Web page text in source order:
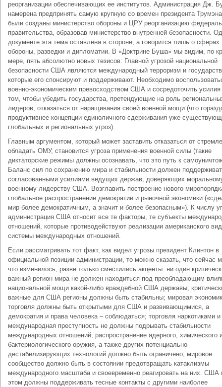
реорганизации обеспечивающих ее институтов. Администрация Дж.
намерена предпринять самую крупную со времен президента
были созданы министерство обороны и ЦРУ реорганизацию
правительства, образовав министерство внутренней безопасности.
документе эта тема оставлена в стороне, а говорится лишь о сферах
обороны, разведки и дипломатии. В «Доктрине Буша» мы видим, по
мере, пять абсолютно новых тезисов: Главной угрозой национальной
безопасности США являются международный терроризм и
которые его спонсируют и поддерживают. Необходимо
военно-экономическим превосходством США и сосредоточить усилия
том, чтобы убедить государства, претендующие на роль
лидеров, отказаться от наращивания своей военной мощи (что
продуктивнее концепции единоличного сдерживания уже
глобальных и региональных угроз).
Главным аргументом, который может заставить отказаться от
обладать ОМУ, становится угроза применения военной силы (такие
диктаторские режимы должны осознавать, что это путь к
Баланс сил по сохранению мира и стабильности должен
согласованными усилиями ведущих держав, доверяющих
военному лидерству США. Возглавить построение нового
глобальное распространение демократии и рыночной экономики
мир более демократичным, а значит и более безопасным»). К числу
администрация США относит все те факторы, те субъекты
отношений, которые противодействуют реализации американского
системы международных отношений.
Если рассматривать тот факт, как видел угрозы президент Клинтон в
официальной позиции администрации, то можно сказать, что сейчас
что изменилось, разве только сместились акценты: ни один
важный регион мира не должен находиться под преобладающим
национальной мощи какой-либо враждебной США державы;
важные для США регионы должны быть стабильны; мировая
торговля должны быть открытыми для США и развивающимися, а
демократия и права человека – соблюдаться; торговля наркотиками и
международная преступность не должны подрывать стабильности
международных отношений; распространение ядерного, химического
бактериологического оружия, а также других потенциально
дестабилизирующих технологий должно быть ограничено; мировое
сообщество должно быть в состоянии предотвращать катаклизмы
международного масштаба и своевременно реагировать на них. США
этом должны поддерживать тесные контакты с другими наиболее